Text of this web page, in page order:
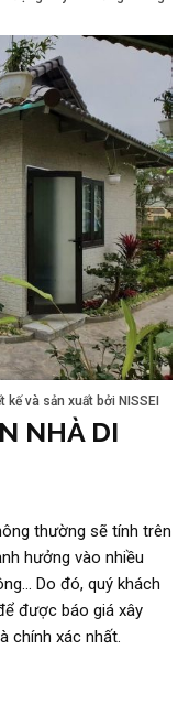
và sản xuất bởi NISSEI
NHÀ DI
thường sẽ tính trên
hưởng vào nhiều
Do đó, quý khách
được báo giá xây
chính xác nhất.